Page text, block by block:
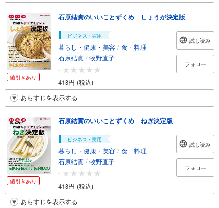
値引きあり
石原結實のいいことずくめ しょうが決定版
ビジネス・実用
暮らし・健康・美容 / 食・料理
石原結實 / 牧野直子
-
418円 (税込)
試し読み
フォロー
あらすじを表示する
値引きあり
石原結實のいいことずくめ ねぎ決定版
ビジネス・実用
暮らし・健康・美容 / 食・料理
石原結實 / 牧野直子
-
418円 (税込)
試し読み
フォロー
あらすじを表示する